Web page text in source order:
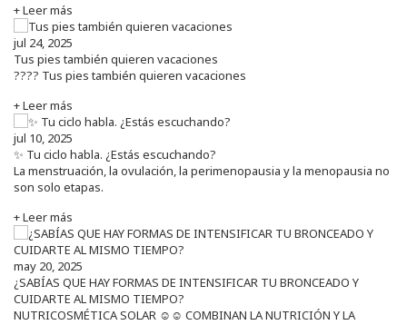
+ Leer más
jul 24, 2025
Tus pies también quieren vacaciones
???? Tus pies también quieren vacaciones
+ Leer más
jul 10, 2025
✨ Tu ciclo habla. ¿Estás escuchando?
La menstruación, la ovulación, la perimenopausia y la menopausia no
son solo etapas.
+ Leer más
may 20, 2025
¿SABÍAS QUE HAY FORMAS DE INTENSIFICAR TU BRONCEADO Y
CUIDARTE AL MISMO TIEMPO?
NUTRICOSMÉTICA SOLAR ☺️☺️ COMBINAN LA NUTRICIÓN Y LA